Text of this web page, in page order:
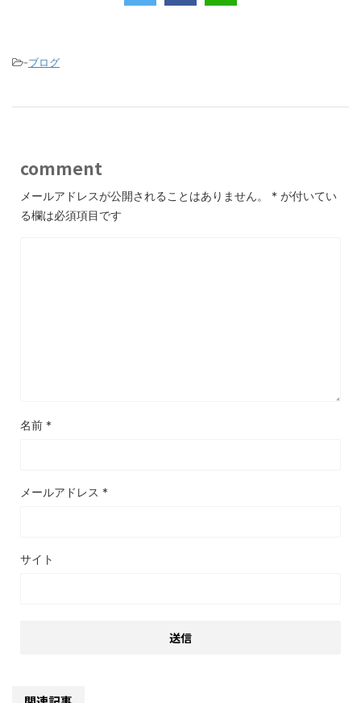
o
k
-ブログ
comment
メールアドレスが公開されることはありません。 * が付いてい
る欄は必須項目です
名前 *
メールアドレス *
サイト